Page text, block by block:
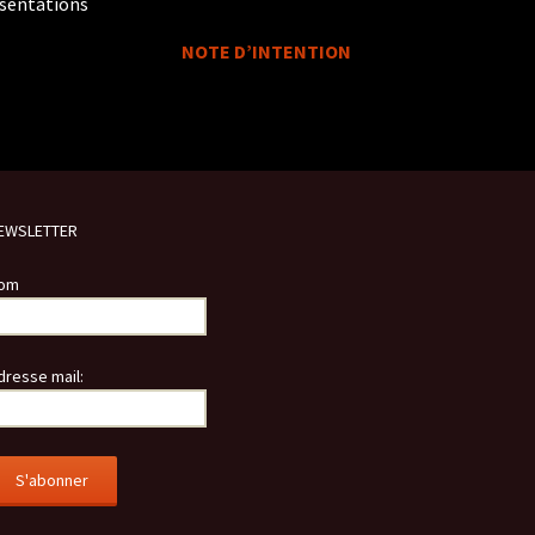
NOTE D’INTENTION
mail: